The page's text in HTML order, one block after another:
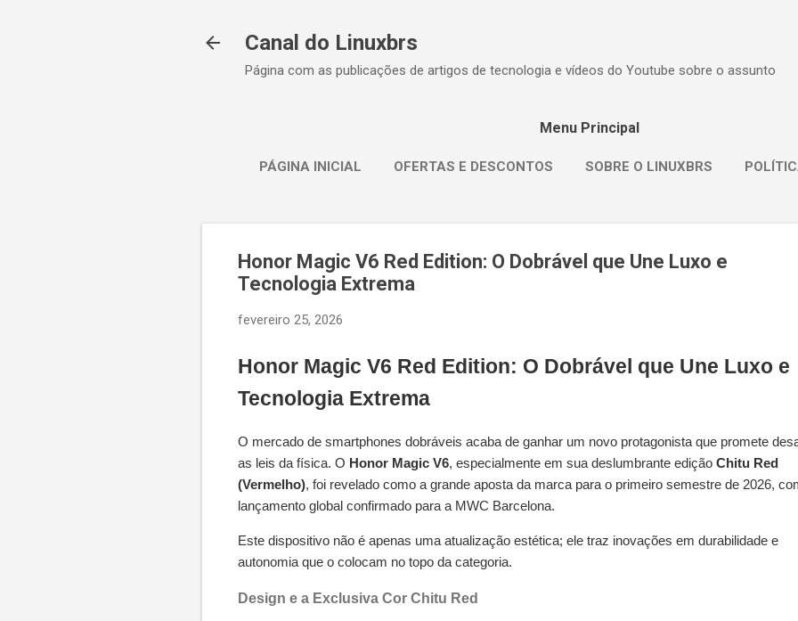
Canal do Linuxbrs
Página com as publicações de artigos de tecnologia e vídeos do Youtube sobre o assunto
Menu Principal
PÁGINA INICIAL OFERTAS E DESCONTOS SOBRE O LINUXBRS
Honor Magic V6 Red Edition: O Dobrável que Une Luxo e
Tecnologia Extrema
fevereiro 25, 2026
Honor Magic V6 Red Edition: O Dobrável que Une Luxo e
Tecnologia Extrema
O mercado de smartphones dobráveis acaba de ganhar um novo protagonista que promete
as leis da física. O Honor Magic V6, especialmente em sua deslumbrante edição Chitu Red
(Vermelho), foi revelado como a grande aposta da marca para o primeiro semestre de 2026,
lançamento global confirmado para a MWC Barcelona.
Este dispositivo não é apenas uma atualização estética; ele traz inovações em durabilidade e
autonomia que o colocam no topo da categoria.
Design e a Exclusiva Cor Chitu Red